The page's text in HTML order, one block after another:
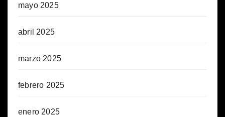
mayo 2025
abril 2025
marzo 2025
febrero 2025
enero 2025